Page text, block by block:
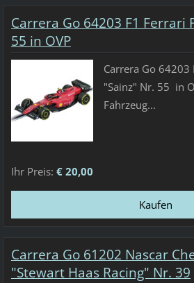
Carrera Go 64203 F1 Ferrari
55 in OVP
Carrera Go 64203
"Sainz" Nr. 55 in
Fahrzeug...
Ihr Preis: € 20,00
Carrera Go 61202 Nascar
"Stewart Haas Racing" Nr. 39